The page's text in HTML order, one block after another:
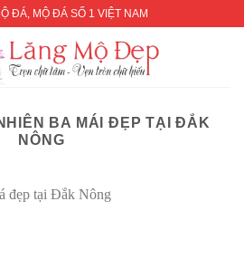
ĐÁ, MỘ ĐÁ SỐ 1 VIỆT NAM
BA MÁI ĐẸP TẠI ĐẮK
NÔNG